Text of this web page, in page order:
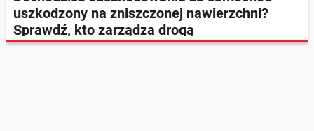
uszkodzony na zniszczonej nawierzchni?
Sprawdź, kto zarządza drogą